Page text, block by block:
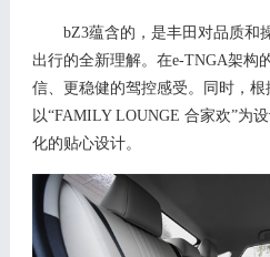
bZ3蕴含的，是丰田对品质和
出行的全新理解。 在e-TNGA架构
信、更稳健的驾控感受。同时，根
以“FAMILY LOUNGE 合家欢”为
化的贴心设计。